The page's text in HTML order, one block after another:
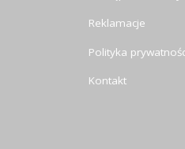
Reklamacje
Polityka
Kontakt